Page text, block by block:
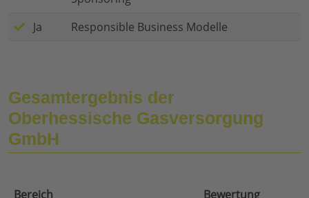
Ja
Responsible Business Modelle
Gesamtergebnis der
Oberhessische Gasversorgung
GmbH
Bereich Bewertung